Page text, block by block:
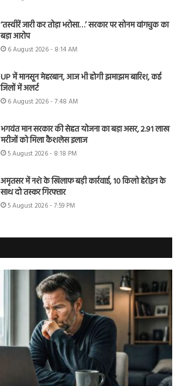
‘तस्वीरें जारी कर तोड़ा भरोसा…’ सरकार पर सोनम वांगचुक का
बड़ा आरोप
6 August 2026 - 8:14 AM
UP में मानसून मेहरबान, आज भी होगी झमाझम बारिश, कई
जिलों में अलर्ट
6 August 2026 - 7:48 AM
भगवंत मान सरकार की सेहत योजना का बड़ा असर, 2.91 लाख
मरीजों को मिला कैशलेस इलाज
5 August 2026 - 8:18 PM
अमृतसर में नशे के खिलाफ बड़ी कार्रवाई, 10 किलो हेरोइन के
साथ दो तस्कर गिरफ्तार
5 August 2026 - 7:59 PM